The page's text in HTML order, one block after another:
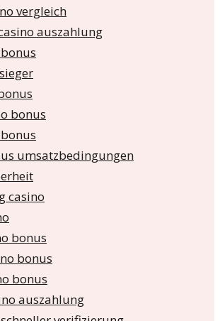
vergleich
auszahlung
bonus
umsatzbedingungen
casino
bonus
bonus
bonus
auszahlung